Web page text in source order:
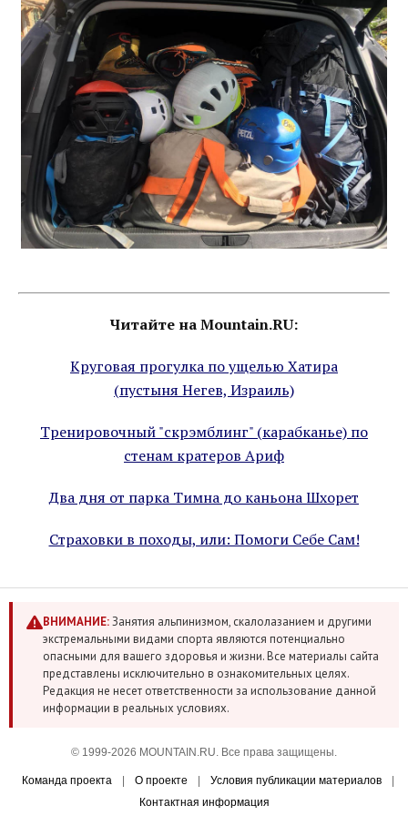
Читайте на Mountain.RU:
Круговая прогулка по ущелью Хатира
(пустыня Негев, Израиль)
Тренировочный "скрэмблинг" (карабканье) по
стенам кратеров Ариф
Два дня от парка Тимна до каньона Шхорет
Страховки в походы, или: Помоги Себе Сам!
ВНИМАНИЕ:Занятия альпинизмом, скалолазанием и другими
экстремальными видами спорта являются потенциально
опасными для вашего здоровья и жизни. Все материалы сайта
представлены исключительно в ознакомительных целях.
Редакция не несет ответственности за использование данной
информации в реальных условиях.
© 1999-2026 MOUNTAIN.RU. Все права защищены.
Команда проекта О проекте Условия публикации материалов
Контактная информация